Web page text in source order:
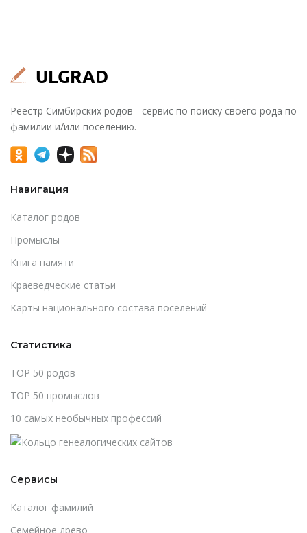
Реестр Симбирских родов - сервис по поиску своего рода по
фамилии и/или поселению.
Навигация
Каталог родов
Промыслы
Книга памяти
Краеведческие статьи
Карты национального состава поселений
Статистика
TOP 50 родов
TOP 50 промыслов
10 самых необычных профессий
Сервисы
Каталог фамилий
Cемейное древо